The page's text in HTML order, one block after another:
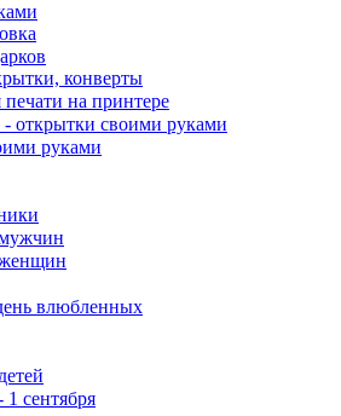
конверты
на принтере
открытки своими руками
руками
влюбленных
сентября